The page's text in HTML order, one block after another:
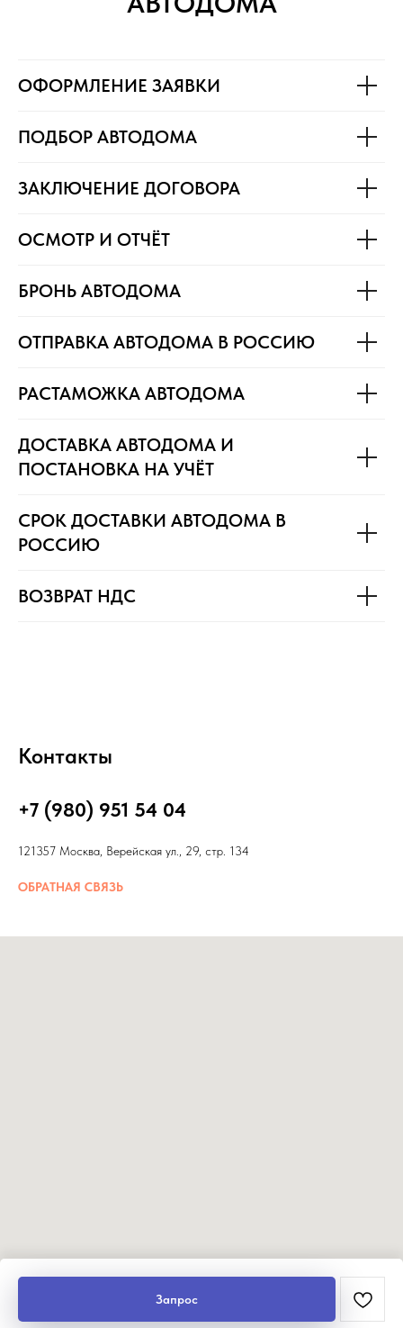
Запрос
ОФОРМЛЕНИЕ ЗАЯВКИ
ПОДБОР АВТОДОМА
ЗАКЛЮЧЕНИЕ ДОГОВОРА
ОСМОТР И ОТЧЁТ
БРОНЬ АВТОДОМА
ОТПРАВКА АВТОДОМА В РОССИЮ
РАСТАМОЖКА АВТОДОМА
ДОСТАВКА АВТОДОМА И
ПОСТАНОВКА НА УЧЁТ
СРОК ДОСТАВКИ АВТОДОМА В
РОССИЮ
ВОЗВРАТ НДС
Контакты
+7 (980) 951 54 04
121357 Москва, Верейская ул., 29, стр. 134
ОБРАТНАЯ СВЯЗЬ